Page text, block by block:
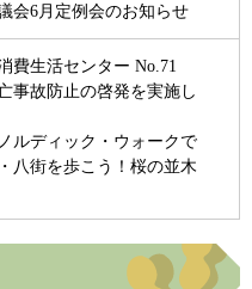
会6月定例会のお知らせ
費生活センター No.71
事故防止の啓発を実施し
ルディック・ウォークで
八街を歩こう！桜の並木